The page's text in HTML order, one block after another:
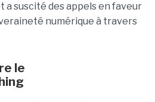
a suscité des appels en faveur
numérique à travers
le